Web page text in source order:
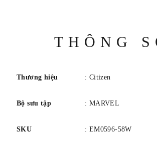
vàng, điểm nhấn pha lê Swarovski
Kích thước vỏ (mm): 37
Chống nước: Wr50/5bar/166ft [Bơi trong
Chức năng: E031, 3 tay
THÔNG
Thương hiệu : Citizen
Bộ sưu tập : MARVEL
SKU : EM0596-58W